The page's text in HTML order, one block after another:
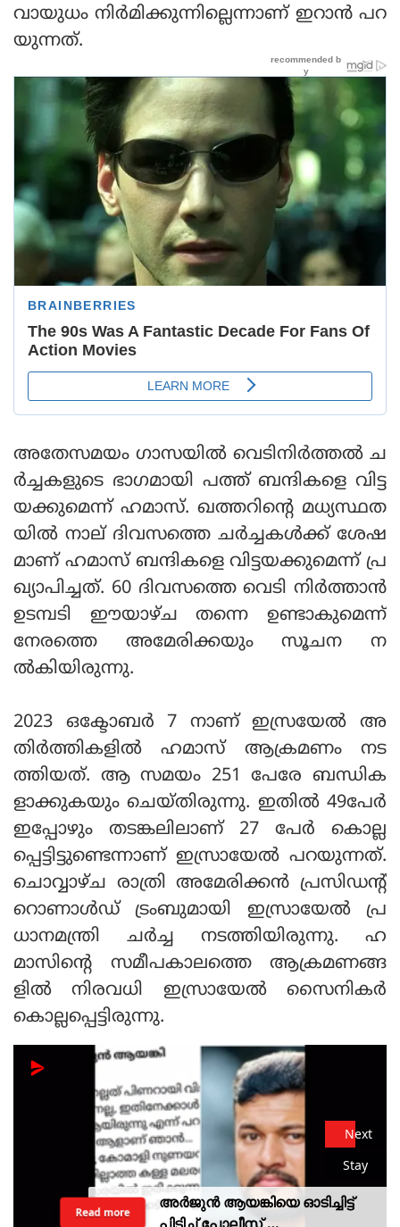
വായുധം നിര്‍മിക്കുന്നില്ലെന്നാണ് ഇറാന്‍ പറ
യുന്നത്.
അതേസമയം ഗാസയില്‍ വെടിനിര്‍ത്തല്‍ ച
ര്‍ച്ചകളുടെ ഭാഗമായി പത്ത് ബന്ദികളെ വിട്ട
യക്കുമെന്ന് ഹമാസ്. ഖത്തറിന്റെ മധ്യസ്ഥത
യില്‍ നാല് ദിവസത്തെ ചര്‍ച്ചകള്‍ക്ക് ശേഷ
മാണ് ഹമാസ് ബന്ദികളെ വിട്ടയക്കുമെന്ന് പ്ര
ഖ്യാപിച്ചത്. 60 ദിവസത്തെ വെടി നിര്‍ത്താന്‍
ഉടമ്പടി ഈയാഴ്ച തന്നെ ഉണ്ടാകുമെന്ന്
നേരത്തെ അമേരിക്കയും സൂചന ന
ല്‍കിയിരുന്നു.
2023 ഒക്ടോബര്‍ 7 നാണ് ഇസ്രയേല്‍ അ
തിര്‍ത്തികളില്‍ ഹമാസ് ആക്രമണം നട
ത്തിയത്. ആ സമയം 251 പേരേ ബന്ധിക
ളാക്കുകയും ചെയ്തിരുന്നു. ഇതില്‍ 49പേര്‍
ഇപ്പോഴും തടങ്കലിലാണ് 27 പേര്‍ കൊല്ല
പ്പെട്ടിട്ടുണ്ടെന്നാണ് ഇസ്രായേല്‍ പറയുന്നത്.
ചൊവ്വാഴ്ച രാത്രി അമേരിക്കന്‍ പ്രസിഡന്റ്
റൊണാള്‍ഡ് ട്രംബുമായി ഇസ്രായേല്‍ പ്ര
ധാനമന്ത്രി ചര്‍ച്ച നടത്തിയിരുന്നു. ഹ
മാസിന്റെ സമീപകാലത്തെ ആക്രമണങ്ങ
ളില്‍ നിരവധി ഇസ്രായേല്‍ സൈനികര്‍
കൊല്ലപ്പെട്ടിരുന്നു.
Next
Stay
അർജുൻ ആയങ്കിയെ ഓടിച്ചിട്ട്
Read more